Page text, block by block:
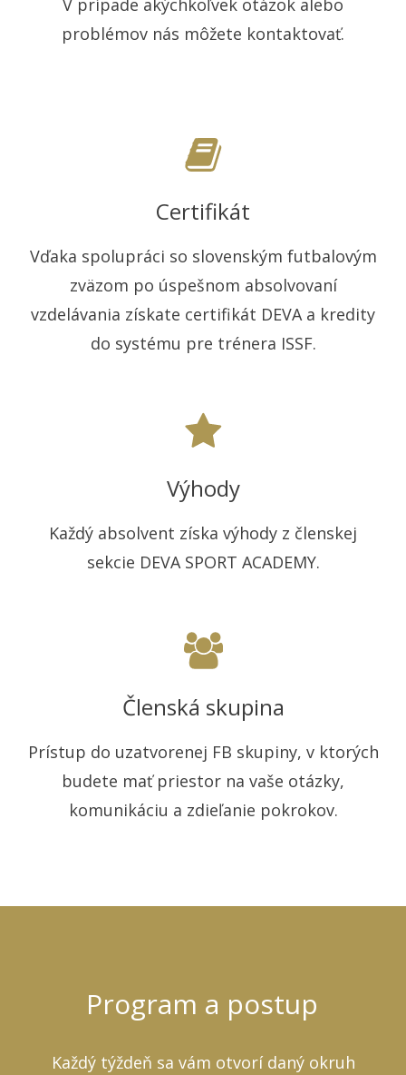
problémov nás môžete kontaktovať.
Certifikát
Vďaka spolupráci so slovenským futbalovým
zväzom po úspešnom absolvovaní
vzdelávania získate certifikát DEVA a kredity
do systému pre trénera ISSF.
Výhody
Každý absolvent získa výhody z členskej
sekcie DEVA SPORT ACADEMY.
Členská skupina
Prístup do uzatvorenej FB skupiny, v ktorých
budete mať priestor na vaše otázky,
komunikáciu a zdieľanie pokrokov.
Program a postup
Každý týždeň sa vám otvorí daný okruh